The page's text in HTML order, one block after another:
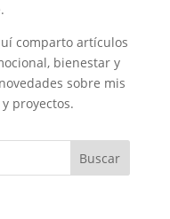
comparto artículos
bienestar y
sobre mis
proyectos.